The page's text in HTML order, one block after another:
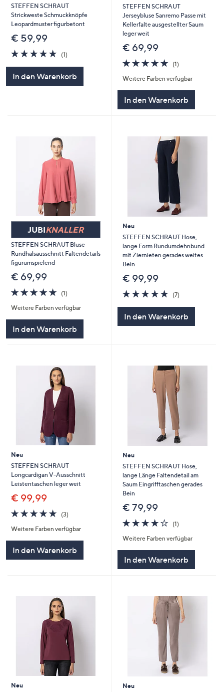
diese
anzuzeigen.
STEFFEN SCHRAUT
Strickweste Schmuckknöpfe
Leopardmuster figurbetont
€ 59,99
5.0
von
(1)1
In den Warenkorb
STEFFEN SCHRAUT
Jerseybluse Sanremo Passe mit
Kellerfalte ausgestellter Saum
leger weit
€ 69,99
5.0
von
5
(1)1
Weitere Farben verfügbar
In den Warenkorb
JUBIKNALLER
STEFFEN SCHRAUT Bluse
Rundhalsausschnitt Faltendetails
figurumspielend
€ 69,99
5.0
von
5
(1)1
Weitere Farben verfügbar
In den Warenkorb
Neu
STEFFEN SCHRAUT Hose,
lange Form Rundumdehnbund
mit Ziernieten gerades weites
Bein
€ 99,99
4.9
von
(7)7
In den Warenkorb
Neu
STEFFEN SCHRAUT
Longcardigan V-Ausschnitt
Leistentaschen leger weit
€ 99,99
4.7
von
5
(3)3
Weitere Farben verfügbar
In den Warenkorb
Neu
STEFFEN SCHRAUT Hose,
lange Länge Faltendetail am
Saum Eingrifftaschen gerades
Bein
€ 79,99
4.0
von
5
(1)1
Weitere Farben verfügbar
In den Warenkorb
Neu
Neu